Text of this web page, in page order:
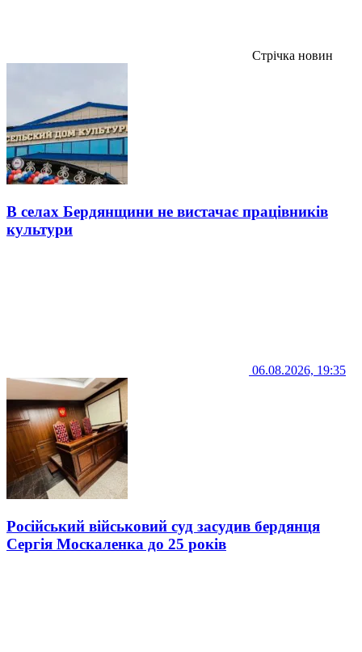
Стрічка новин
В селах Бердянщини не вистачає працівників
культури
06.08.2026, 19:35
Російський військовий суд засудив бердянця
Сергія Москаленка до 25 років